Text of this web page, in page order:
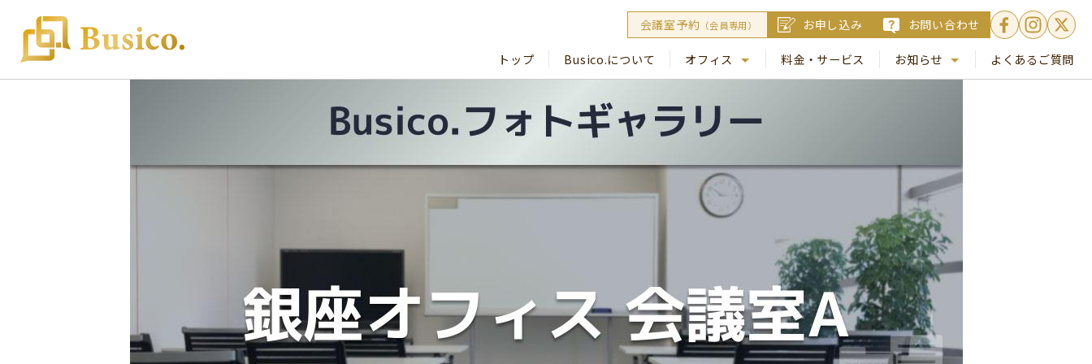
会議室予約 （会員専用） お申し込み お問い合わせ
トップ Busico.について
オフィス
Busico. 梅田
料金・サービス
お知らせ
Busico.通信
よくあるご質問